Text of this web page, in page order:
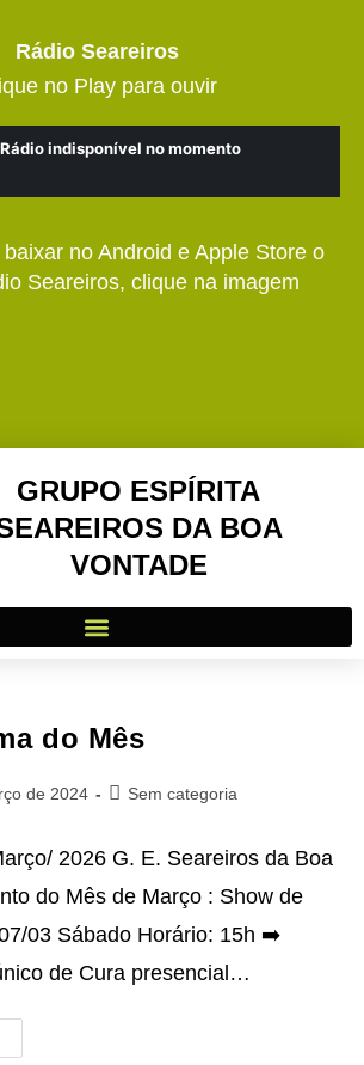
Rádio Seareiros
no Play para ouvir
no Android e Apple Store o
Seareiros, clique na imagem
GRUPO ESPÍRITA
DA BOA
VONTADE
do Mês
de 2024 Sem categoria
2026 G. E. Seareiros da Boa
do Mês de Março : Show de
03 Sábado Horário: 15h ➡️
de Cura presencial…